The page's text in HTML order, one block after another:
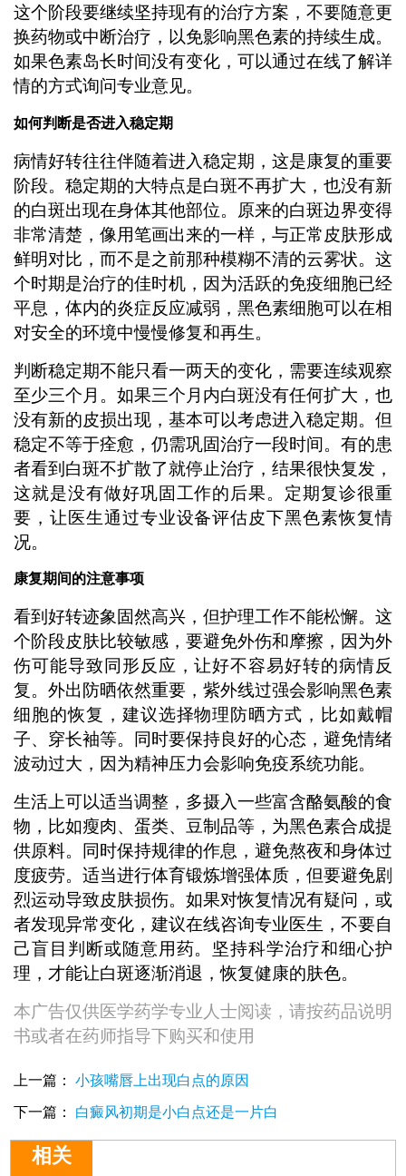
这个阶段要继续坚持现有的治疗方案，不要随意更
换药物或中断治疗，以免影响黑色素的持续生成。
如果色素岛长时间没有变化，可以通过在线了解详
情的方式询问专业意见。
如何判断是否进入稳定期
病情好转往往伴随着进入稳定期，这是康复的重要
阶段。稳定期的大特点是白斑不再扩大，也没有新
的白斑出现在身体其他部位。原来的白斑边界变得
非常清楚，像用笔画出来的一样，与正常皮肤形成
鲜明对比，而不是之前那种模糊不清的云雾状。这
个时期是治疗的佳时机，因为活跃的免疫细胞已经
平息，体内的炎症反应减弱，黑色素细胞可以在相
对安全的环境中慢慢修复和再生。
判断稳定期不能只看一两天的变化，需要连续观察
至少三个月。如果三个月内白斑没有任何扩大，也
没有新的皮损出现，基本可以考虑进入稳定期。但
稳定不等于痊愈，仍需巩固治疗一段时间。有的患
者看到白斑不扩散了就停止治疗，结果很快复发，
这就是没有做好巩固工作的后果。定期复诊很重
要，让医生通过专业设备评估皮下黑色素恢复情
况。
康复期间的注意事项
看到好转迹象固然高兴，但护理工作不能松懈。这
个阶段皮肤比较敏感，要避免外伤和摩擦，因为外
伤可能导致同形反应，让好不容易好转的病情反
复。外出防晒依然重要，紫外线过强会影响黑色素
细胞的恢复，建议选择物理防晒方式，比如戴帽
子、穿长袖等。同时要保持良好的心态，避免情绪
波动过大，因为精神压力会影响免疫系统功能。
生活上可以适当调整，多摄入一些富含酪氨酸的食
物，比如瘦肉、蛋类、豆制品等，为黑色素合成提
供原料。同时保持规律的作息，避免熬夜和身体过
度疲劳。适当进行体育锻炼增强体质，但要避免剧
烈运动导致皮肤损伤。如果对恢复情况有疑问，或
者发现异常变化，建议在线咨询专业医生，不要自
己盲目判断或随意用药。坚持科学治疗和细心护
理，才能让白斑逐渐消退，恢复健康的肤色。
本广告仅供医学药学专业人士阅读，请按药品说明
书或者在药师指导下购买和使用
上一篇： 小孩嘴唇上出现白点的原因
下一篇： 白癜风初期是小白点还是一片白
相关